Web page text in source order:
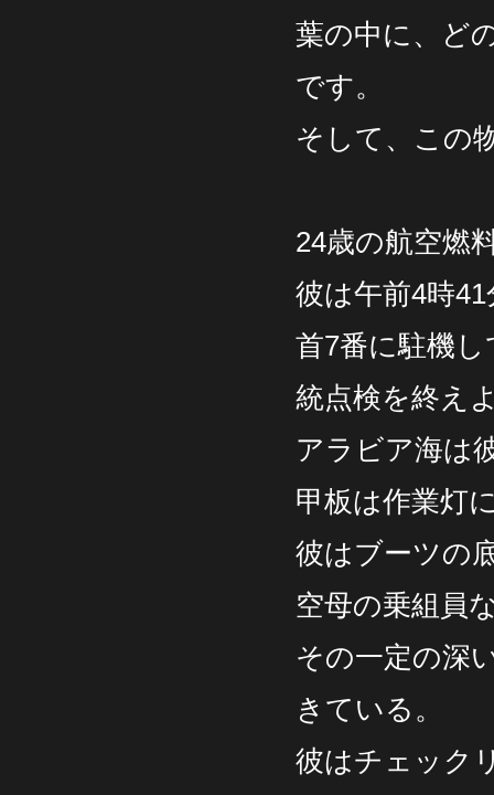
葉の中に、ど
です。
そして、この
24歳の航空燃
彼は午前4時
首7番に駐機
統点検を終え
アラビア海は
甲板は作業灯
彼はブーツの
空母の乗組員
その一定の深
きている。
彼はチェック